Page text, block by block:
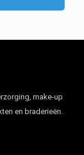
make-up
en braderieën.